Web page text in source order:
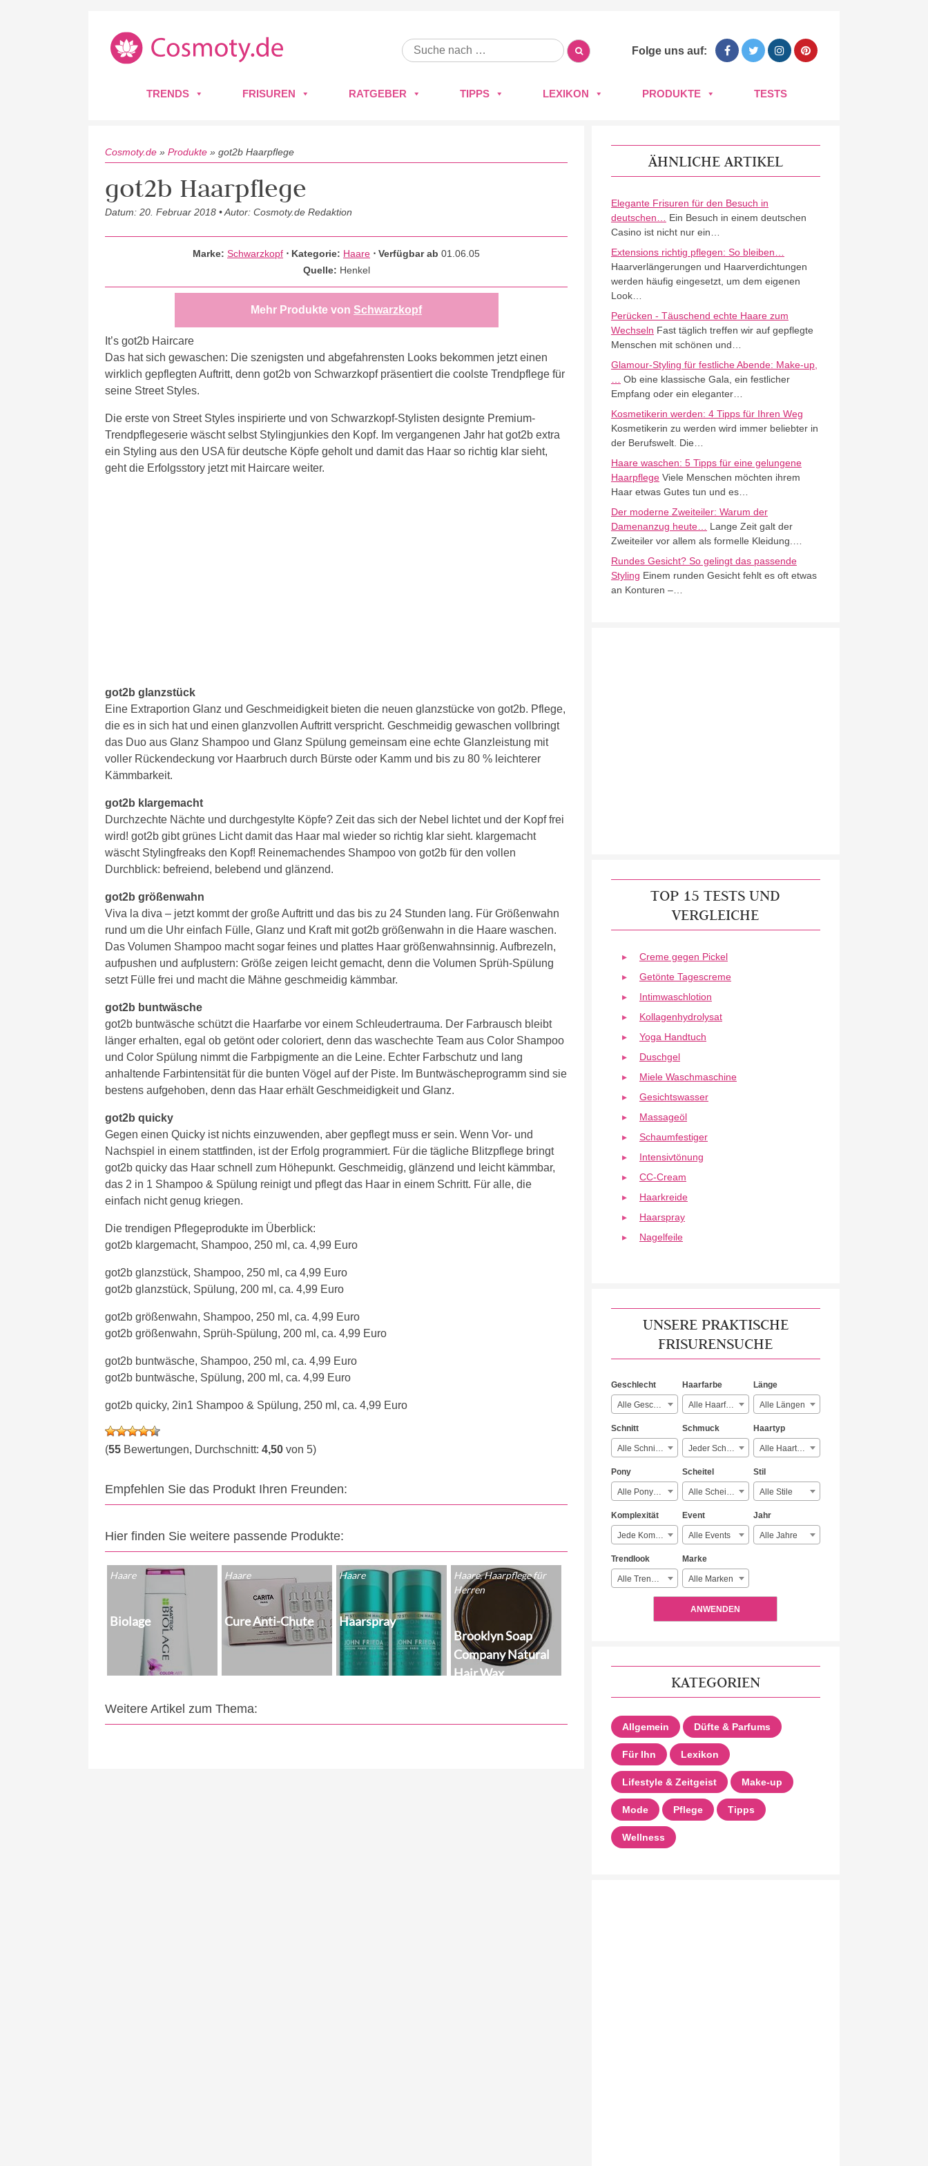
Folge uns auf:
TRENDS FRISUREN RATGEBER TIPPS LEXIKON PRODUKTE TESTS
Cosmoty.de » Produkte » got2b Haarpflege
got2b Haarpflege
Datum: 20. Februar 2018 • Autor: Cosmoty.de Redaktion
Marke:Schwarzkopf ⋅ Kategorie: Haare ⋅ Verfügbar ab01.06.05
Quelle: Henkel
Mehr Produkte vonSchwarzkopf
It’s got2b Haircare
Das hat sich gewaschen: Die szenigsten und abgefahrensten Looks bekommen jetzt einen
wirklich gepflegten Auftritt, denn got2b von Schwarzkopf präsentiert die coolste Trendpflege für
seine Street Styles.
Die erste von Street Styles inspirierte und von Schwarzkopf-Stylisten designte Premium-
Trendpflegeserie wäscht selbst Stylingjunkies den Kopf. Im vergangenen Jahr hat got2b extra
ein Styling aus den USA für deutsche Köpfe geholt und damit das Haar so richtig klar sieht,
geht die Erfolgsstory jetzt mit Haircare weiter.
got2b glanzstück
Eine Extraportion Glanz und Geschmeidigkeit bieten die neuen glanzstücke von got2b. Pflege,
die es in sich hat und einen glanzvollen Auftritt verspricht. Geschmeidig gewaschen vollbringt
das Duo aus Glanz Shampoo und Glanz Spülung gemeinsam eine echte Glanzleistung mit
voller Rückendeckung vor Haarbruch durch Bürste oder Kamm und bis zu 80 % leichterer
Kämmbarkeit.
got2b klargemacht
Durchzechte Nächte und durchgestylte Köpfe? Zeit das sich der Nebel lichtet und der Kopf frei
wird! got2b gibt grünes Licht damit das Haar mal wieder so richtig klar sieht. klargemacht
wäscht Stylingfreaks den Kopf! Reinemachendes Shampoo von got2b für den vollen
Durchblick: befreiend, belebend und glänzend.
got2b größenwahn
Viva la diva – jetzt kommt der große Auftritt und das bis zu 24 Stunden lang. Für Größenwahn
rund um die Uhr einfach Fülle, Glanz und Kraft mit got2b größenwahn in die Haare waschen.
Das Volumen Shampoo macht sogar feines und plattes Haar größenwahnsinnig. Aufbrezeln,
aufpushen und aufplustern: Größe zeigen leicht gemacht, denn die Volumen Sprüh-Spülung
setzt Fülle frei und macht die Mähne geschmeidig kämmbar.
got2b buntwäsche
got2b buntwäsche schützt die Haarfarbe vor einem Schleudertrauma. Der Farbrausch bleibt
länger erhalten, egal ob getönt oder coloriert, denn das waschechte Team aus Color Shampoo
und Color Spülung nimmt die Farbpigmente an die Leine. Echter Farbschutz und lang
anhaltende Farbintensität für die bunten Vögel auf der Piste. Im Buntwäscheprogramm sind sie
bestens aufgehoben, denn das Haar erhält Geschmeidigkeit und Glanz.
got2b quicky
Gegen einen Quicky ist nichts einzuwenden, aber gepflegt muss er sein. Wenn Vor- und
Nachspiel in einem stattfinden, ist der Erfolg programmiert. Für die tägliche Blitzpflege bringt
got2b quicky das Haar schnell zum Höhepunkt. Geschmeidig, glänzend und leicht kämmbar,
das 2 in 1 Shampoo & Spülung reinigt und pflegt das Haar in einem Schritt. Für alle, die
einfach nicht genug kriegen.
Die trendigen Pflegeprodukte im Überblick:
got2b klargemacht, Shampoo, 250 ml, ca. 4,99 Euro
got2b glanzstück, Shampoo, 250 ml, ca 4,99 Euro
got2b glanzstück, Spülung, 200 ml, ca. 4,99 Euro
got2b größenwahn, Shampoo, 250 ml, ca. 4,99 Euro
got2b größenwahn, Sprüh-Spülung, 200 ml, ca. 4,99 Euro
got2b buntwäsche, Shampoo, 250 ml, ca. 4,99 Euro
got2b buntwäsche, Spülung, 200 ml, ca. 4,99 Euro
got2b quicky, 2in1 Shampoo & Spülung, 250 ml, ca. 4,99 Euro
(55 Bewertungen, Durchschnitt: 4,50 von 5)
Empfehlen Sie das Produkt Ihren Freunden:
Hier finden Sie weitere passende Produkte:
Haare
Biolage
Haare
Cure Anti-Chute
Haare
Haarspray
Haare, Haarpflege für
Herren
Brooklyn Soap
Company Natural
Hair Wax
Weitere Artikel zum Thema:
ÄHNLICHE ARTIKEL
Elegante Frisuren für den Besuch in
deutschen…
Ein Besuch in einem deutschen
Casino ist nicht nur ein…
Extensions richtig pflegen: So bleiben…
Haarverlängerungen und Haarverdichtungen
werden häufig eingesetzt, um dem eigenen
Look…
Perücken - Täuschend echte Haare zum
Wechseln Fast täglich treffen wir auf gepflegte
Menschen mit schönen und…
Glamour-Styling für festliche Abende: Make-up,
Ob eine klassische Gala, ein festlicher
Empfang oder ein eleganter…
Kosmetikerin werden: 4 Tipps für Ihren Weg
Kosmetikerin zu werden wird immer beliebter in
der Berufswelt. Die…
Haare waschen: 5 Tipps für eine gelungene
HaarpflegeViele Menschen möchten ihrem
Haar etwas Gutes tun und es…
Der moderne Zweiteiler: Warum der
Damenanzug heute…
Lange Zeit galt der
Zweiteiler vor allem als formelle Kleidung.…
Rundes Gesicht? So gelingt das passende
Styling Einem runden Gesicht fehlt es oft etwas
an Konturen –…
TOP 15 TESTS UND
VERGLEICHE
Creme gegen Pickel
Getönte Tagescreme
Intimwaschlotion
Kollagenhydrolysat
Yoga Handtuch
Duschgel
Miele Waschmaschine
Gesichtswasser
Massageöl
Schaumfestiger
Intensivtönung
CC-Cream
Haarkreide
Haarspray
Nagelfeile
UNSERE PRAKTISCHE
FRISURENSUCHE
Geschlecht
Alle Geschlechter
Haarfarbe
Alle Haarfarben
Länge
Alle Längen
Schnitt
Alle Schnitte
Schmuck
Jeder Schmuck
Haartyp
Alle Haartypen
Pony
Alle Ponyarten
Scheitel
Alle Scheitelarten
Stil
Alle Stile
Komplexität
Jede Komplexität
Event
Alle Events
Jahr
Alle Jahre
Trendlook
Alle Trendlooks
Marke
Alle Marken
ANWENDEN
KATEGORIEN
Allgemein Düfte & Parfums
Für Ihn Lexikon
Lifestyle & Zeitgeist Make-up
Mode Pflege Tipps
Wellness